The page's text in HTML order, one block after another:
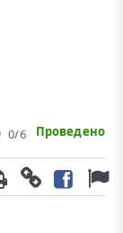
0/6 Проведено